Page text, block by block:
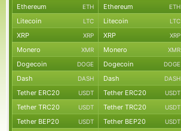
Ethereum ETH Ethereum ETH
Litecoin LTC Litecoin LTC
XRP XRP XRP XRP
Monero XMR Monero XMR
Dogecoin DOGE Dogecoin DOGE
Dash DASH Dash DASH
Tether ERC20 USDT Tether ERC20 USDT
Tether TRC20 USDT Tether TRC20 USDT
Tether BEP20 USDT Tether BEP20 USDT